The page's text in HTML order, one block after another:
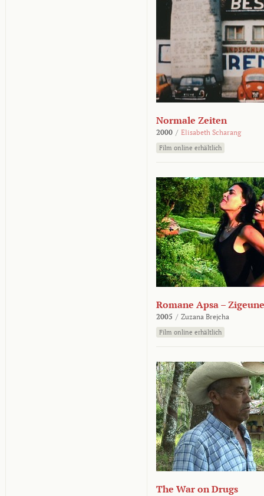
Normale Zeiten
2000 / Elisabeth Scharang
Film online erhältlich
Romane Apsa –
2005 / Zuzana Brejcha
Film online erhältlich
The War on Drugs